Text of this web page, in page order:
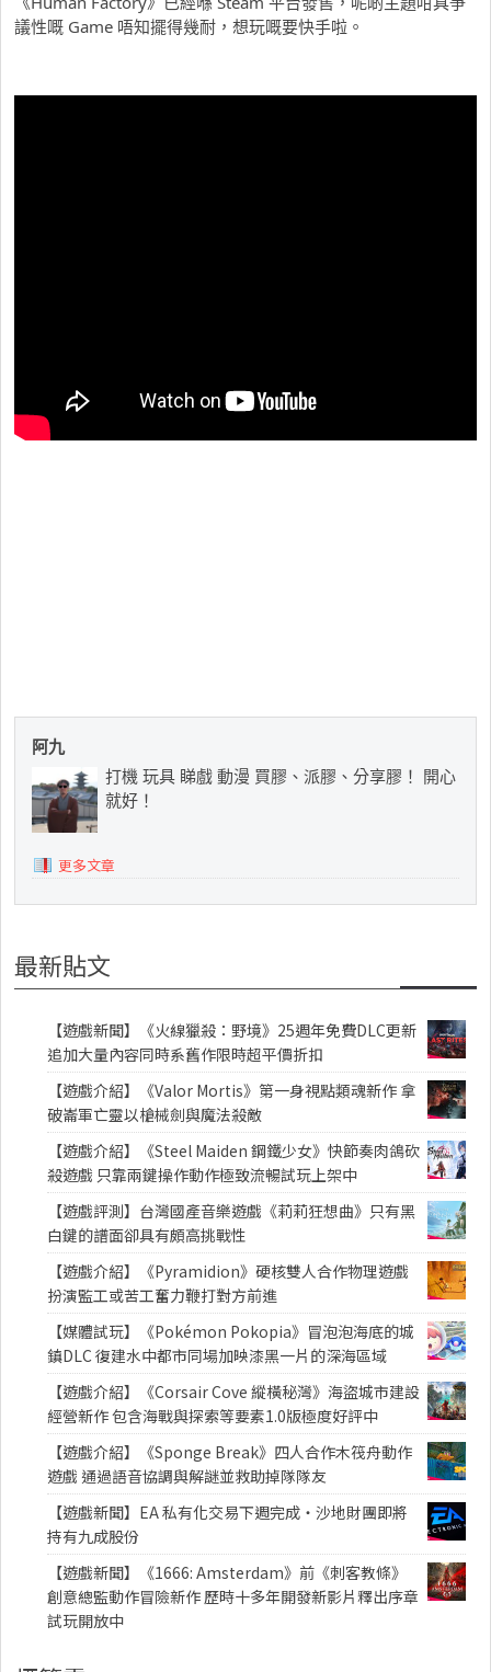
議性嘅 Game 唔知擺得幾耐，想玩嘅要快手啦。
阿九
打機 玩具 睇戲 動漫 買膠、派膠、分享膠！ 開心
就好！
更多文章
最新貼文
【遊戲新聞】《火線獵殺：野境》25週年免費DLC更新
追加大量內容同時系舊作限時超平價折扣
【遊戲介紹】《Valor Mortis》第一身視點類魂新作 拿
破崙軍亡靈以槍械劍與魔法殺敵
【遊戲介紹】《Steel Maiden 鋼鐵少女》快節奏肉鴿砍
殺遊戲 只靠兩鍵操作動作極致流暢試玩上架中
【遊戲評測】台灣國產音樂遊戲《莉莉狂想曲》只有黑
白鍵的譜面卻具有頗高挑戰性
【遊戲介紹】《Pyramidion》硬核雙人合作物理遊戲
扮演監工或苦工奮力鞭打對方前進
【媒體試玩】《Pokémon Pokopia》冒泡泡海底的城
鎮DLC 復建水中都市同場加映漆黑一片的深海區域
【遊戲介紹】《Corsair Cove 縱橫秘灣》海盜城市建設
經營新作 包含海戰與探索等要素1.0版極度好評中
【遊戲介紹】《Sponge Break》四人合作木筏舟動作
遊戲 通過語音協調與解謎並救助掉隊隊友
【遊戲新聞】EA 私有化交易下週完成・沙地財團即將
持有九成股份
【遊戲新聞】《1666: Amsterdam》前《刺客教條》
創意總監動作冒險新作 歷時十多年開發新影片釋出序章
試玩開放中